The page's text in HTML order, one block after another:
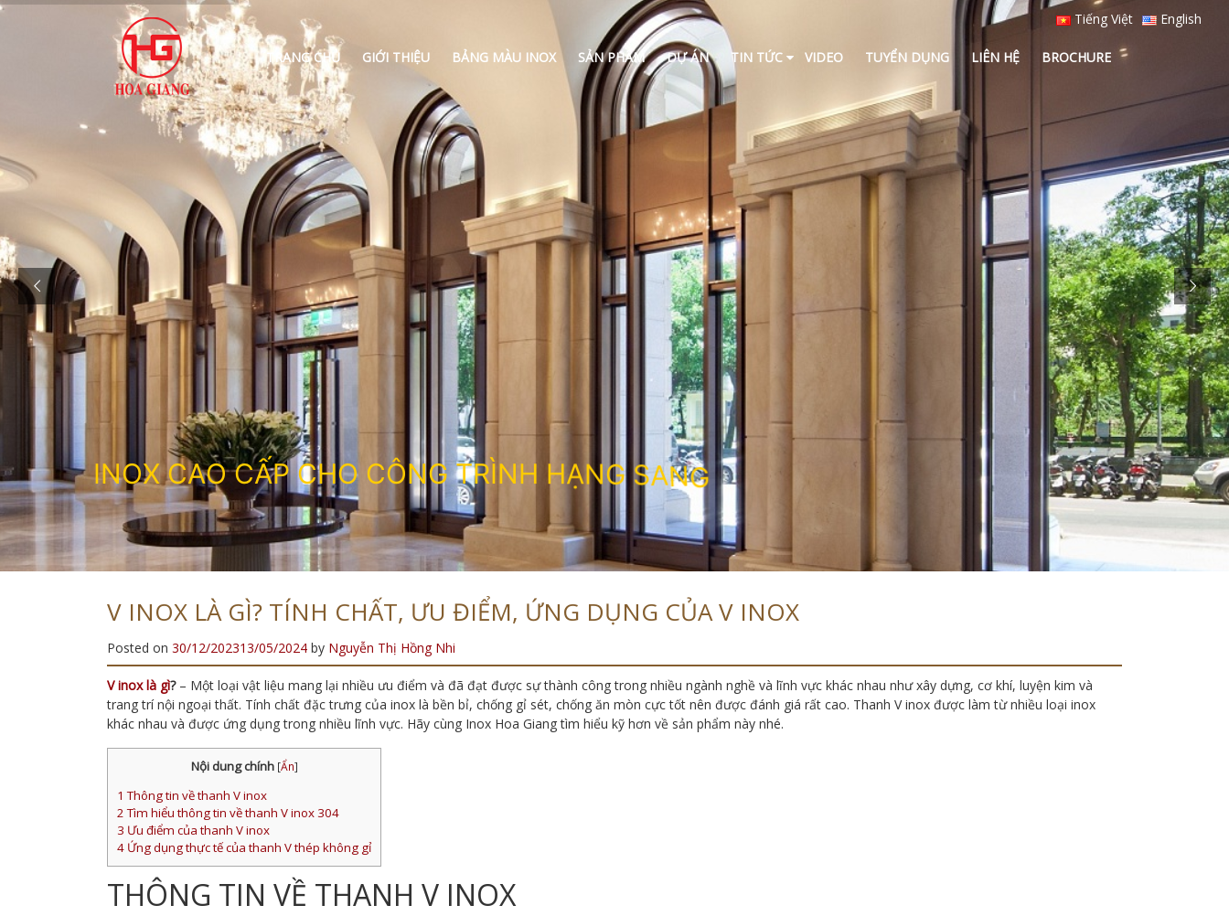
Tiếng Việt English
TRANG CHỦ GIỚI THIỆU BẢNG MÀU INOX SẢN PHẨM DỰ ÁN TIN TỨC VIDEO TUYỂN DỤNG LIÊN HỆ BROCHURE
INOX CAO CẤP CHO CÔNG TRÌNH HẠNG SANG
V INOX LÀ GÌ? TÍNH CHẤT, ƯU ĐIỂM, ỨNG DỤNG CỦA V INOX
Posted on 30/12/202313/05/2024 by Nguyễn Thị Hồng Nhi
V inox là gì?– Một loại vật liệu mang lại nhiều ưu điểm và đã đạt được sự thành công trong nhiều ngành nghề và lĩnh vực khác nhau như xây dựng, cơ khí, luyện kim và
trang trí nội ngoại thất. Tính chất đặc trưng của inox là bền bỉ, chống gỉ sét, chống ăn mòn cực tốt nên được đánh giá rất cao. Thanh V inox được làm từ nhiều loại inox
khác nhau và được ứng dụng trong nhiều lĩnh vực. Hãy cùng Inox Hoa Giang tìm hiểu kỹ hơn về sản phẩm này nhé.
Nội dung chính [Ẩn]
1 Thông tin về thanh V inox
2Tìm hiểu thông tin về thanh V inox 304
3 Ưu điểm của thanh V inox
4 Ứng dụng thực tế của thanh V thép không gỉ
THÔNG TIN VỀ THANH V INOX